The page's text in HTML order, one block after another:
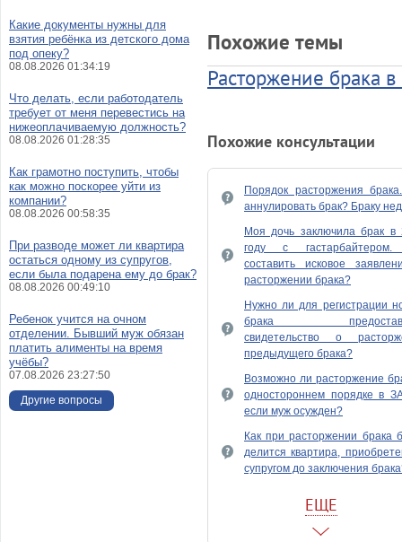
Похожие темы
Расторжение брака
Похожие консультации
Порядок расторжения
аннулировать брак? Браку
Моя дочь заключила брак в
году с гастарбайтером.
составить исковое
расторжении брака?
Нужно ли для регистрации
брака
свидетельство о
предыдущего брака?
Возможно ли расторжение
одностороннем порядке в
если муж осужден?
Как при расторжении брака
делится квартира,
супругом до заключения
расторгнуть брак с женой?
Какой срок расторжения
ЕЩЕ
Какие документы нужны для
взятия ребёнка из детского дома
под опеку?
08.08.2026 01:34:19
Что делать, если работодатель
требует от меня перевестись на
нижеоплачиваемую должность?
08.08.2026 01:28:35
Как грамотно поступить, чтобы
как можно поскорее уйти из
компании?
08.08.2026 00:58:35
При разводе может ли квартира
остаться одному из супругов,
если была подарена ему до брак?
08.08.2026 00:49:10
Ребенок учится на очном
отделении. Бывший муж обязан
платить алименты на время
учёбы?
07.08.2026 23:27:50
Другие вопросы